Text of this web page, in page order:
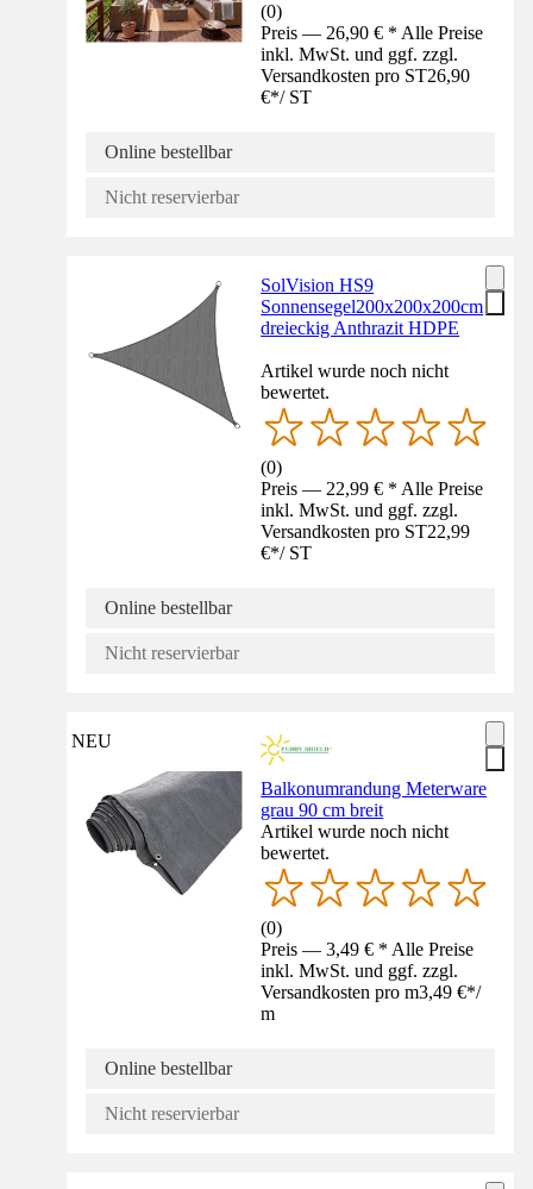
(0)
Preis — 26,90 € * Alle Preise
inkl. MwSt. und ggf. zzgl.
Versandkosten pro ST26,90
€*/ ST
Online bestellbar
Nicht reservierbar
SolVision HS9
Sonnensegel200x200x200cm
dreieckig Anthrazit HDPE
Artikel wurde noch nicht
bewertet.
(0)
Preis — 22,99 € * Alle Preise
inkl. MwSt. und ggf. zzgl.
Versandkosten pro ST22,99
€*/ ST
Online bestellbar
Nicht reservierbar
NEU
Balkonumrandung Meterware
grau 90 cm breit
Artikel wurde noch nicht
bewertet.
(0)
Preis — 3,49 € * Alle Preise
inkl. MwSt. und ggf. zzgl.
Versandkosten pro m3,49 €*/
m
Online bestellbar
Nicht reservierbar